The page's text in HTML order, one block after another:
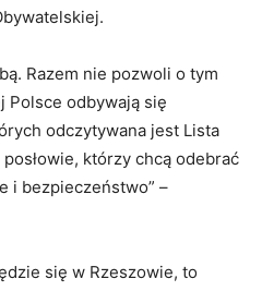
Razem nie pozwoli o tym
Polsce odbywają się
odczytywana jest Lista
którzy chcą odebrać
i bezpieczeństwo” –
się w Rzeszowie, to